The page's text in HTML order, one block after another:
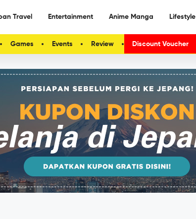
Travel Entertainment Anime Manga Lifestyle
Games Events Review Discount Voucher